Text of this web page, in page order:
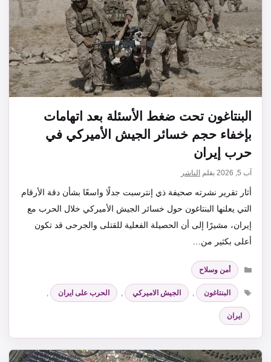
البنتاغون تحت ضغط الأسئلة بعد اتهامات
بإخفاء حجم خسائر الجيش الأميركي في
حرب إيران
آب 5, 2026 بقلم الناشر
أثار تقرير نشرته صحيفة ذي إنترسبت جدلًا واسعًا بشأن دقة الأرقام
التي يعلنها البنتاغون حول خسائر الجيش الأميركي خلال الحرب مع
إيران، مشيرًا إلى أن الحصيلة الفعلية للقتلى والجرحى قد تكون
أعلى بكثير من…
التصنيفات
أمن وسلاح
الوسوم
البنتاغون , الجيش الاميركي , الحرب على ايران ,
ايران